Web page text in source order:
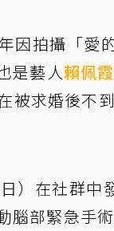
因拍攝「愛
是藝人賴佩霞
被求婚後不
）在社群中
腦部緊急手